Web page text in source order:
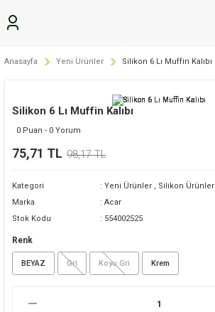
Anasayfa Yeni Ürünler Silikon 6 Lı Muffin Kalıbı
Silikon 6 Lı Muffin Kalıbı
0 Puan - 0 Yorum
75,71 TL 98,17 TL
Kategori Yeni Ürünler , Silikon Ürünler
Marka
Acar
Stok Kodu
554002525
Renk
BEYAZ Gri Koyu Gri Krem